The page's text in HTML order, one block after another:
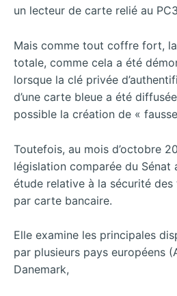
un lecteur de carte relié au
Mais comme tout coffre fort, la
totale, comme cela a été
lorsque la clé privée
d’une carte bleue a été
possible la création de «
Toutefois, au mois d’octobre
législation comparée du Sénat
étude relative à la sécurité
par carte bancaire.
Elle examine les principales
par plusieurs pays européens
Danemark,